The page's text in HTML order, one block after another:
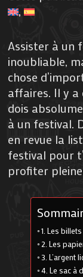
Assister à un
inoubliable,
chose
affaires. Il y a
dois
à un festival.
en revue la
festival pour
profiter
1. Les billets
2. Les
3. L’argent
4. Le sac à